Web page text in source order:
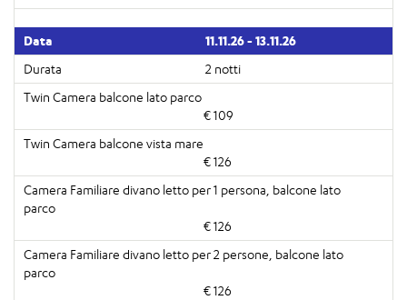
11.11.26 - 13.11.26
2 notti
€ 109
€ 126
€ 126
€ 126